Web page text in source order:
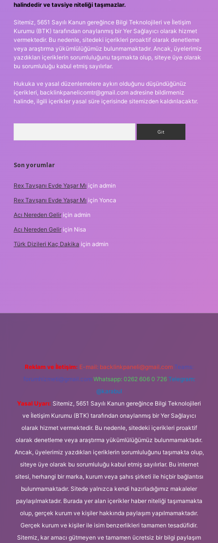
halindedir ve tavsiye niteliği taşımazlar.
Sitemiz, 5651 Sayılı Kanun gereğince Bilgi Teknolojileri ve İletişim
Kurumu (BTK) tarafından onaylanmış bir Yer Sağlayıcı olarak hizmet
vermektedir. Bu nedenle, sitedeki içerikleri proaktif olarak denetleme
veya araştırma yükümlülüğümüz bulunmamaktadır. Ancak, üyelerimiz
yazdıkları içeriklerin sorumluluğunu taşımakta olup, siteye üye olarak
bu sorumluluğu kabul etmiş sayılırlar.
Hukuka ve yasal düzenlemelere aykırı olduğunu düşündüğünüz
içerikleri, backlinkpanelicomtr@gmail.com adresine bildirmeniz
halinde, ilgili içerikler yasal süre içerisinde sitemizden kaldırılacaktır.
Son yorumlar
Rex Tavşanı Evde Yaşar Mı için admin
Rex Tavşanı Evde Yaşar Mı için Yonca
Acı Nereden Gelir için admin
Acı Nereden Gelir için Nisa
Türk Dizileri Kaç Dakika için admin
Reklam ve İletişim: E-mail: backlinkpaneli@gmail.com Teams:
forumhizmeti@gmail.com Whatsapp: 0262 606 0 726 Telegram:
@karabul
Yasal Uyarı: Sitemiz, 5651 Sayılı Kanun gereğince Bilgi Teknolojileri
ve İletişim Kurumu (BTK) tarafından onaylanmış bir Yer Sağlayıcı
olarak hizmet vermektedir. Bu nedenle, sitedeki içerikleri proaktif
olarak denetleme veya araştırma yükümlülüğümüz bulunmamaktadır.
Ancak, üyelerimiz yazdıkları içeriklerin sorumluluğunu taşımakta olup,
siteye üye olarak bu sorumluluğu kabul etmiş sayılırlar. Bu internet
sitesi, herhangi bir marka, kurum veya şahıs şirketi ile hiçbir bağlantısı
bulunmamaktadır. Sitede yalnızca kendi hazırladığımız makaleler
paylaşılmaktadır. Burada yer alan içerikler haber niteliği taşımamakta
olup, gerçek kurum ve kişiler hakkında paylaşım yapılmamaktadır.
Gerçek kurum ve kişiler ile isim benzerlikleri tamamen tesadüfidir.
Sitemiz, kar amacı gütmeyen ve tamamen ücretsiz bir bilgi paylaşım